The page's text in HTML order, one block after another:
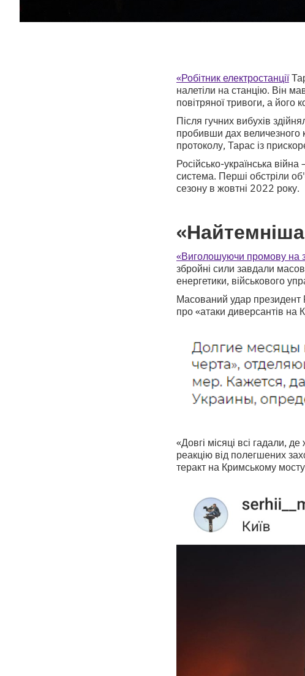
«Робітник електростанції
налетіли на станцію. Він
повітряної тривоги, а його
Після гучних вибухів
пробивши дах величезного
протоколу, Тарас із
Російсько-українська
система. Перші обстріли
сезону в жовтні 2022 року.
«Виголошуючи промову на
збройні сили завдали
енергетики, військового
Масований удар президент
про «атаки диверсантів на
«Довгі місяці всі гадали,
реакцію від полегшених
теракт на Кримському